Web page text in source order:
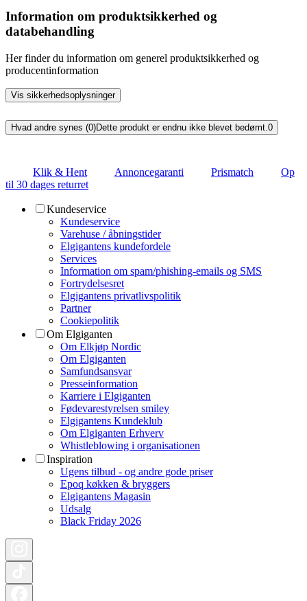
Information om produktsikkerhed og
databehandling
Her finder du information om generel produktsikkerhed og
producentinformation
Vis sikkerhedsoplysninger
Hvad andre synes (0)Dette produkt er endnu ikke blevet bedømt. 0
Klik & Hent Annoncegaranti Prismatch
Op
til 30 dages returret
Kundeservice
Kundeservice
Varehuse / åbningstider
Elgigantens kundefordele
Services
Information om spam/phishing-emails og SMS
Fortrydelsesret
Elgigantens privatlivspolitik
Partner
Cookiepolitik
Om Elgiganten
Om Elkjøp Nordic
Om Elgiganten
Samfundsansvar
Presseinformation
Karriere i Elgiganten
Fødevarestyrelsen smiley
Elgigantens Kundeklub
Om Elgiganten Erhverv
Whistleblowing i organisationen
Inspiration
Ugens tilbud - og andre gode priser
Epoq køkken & bryggers
Elgigantens Magasin
Udsalg
Black Friday 2026